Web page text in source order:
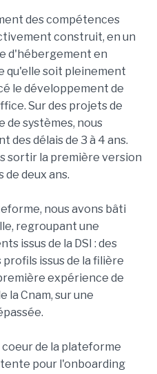
des compétences
construit, en un
d'hébergement en
qu'elle soit pleinement
le développement de
Sur des projets de
systèmes, nous
délais de 3 à 4 ans.
sortir la première version
de deux ans.
nous avons bâti
regroupant une
issus de la DSI : des
issus de la filière
expérience de
la Cnam, sur une
de la plateforme
pour l'onboarding